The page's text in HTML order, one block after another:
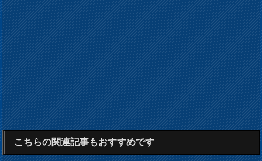
こちらの関連記事もおすすめです